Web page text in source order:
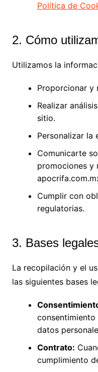
Política de
2. Cómo
Utilizamos la
Proporcionar y
Realizar
sitio.
Personalizar la
Comunicarte
promociones y
Cumplir con
regulatorias.
3. Bases
La recopilación y el
las siguientes bases
datos
Contrato:
cumplimiento